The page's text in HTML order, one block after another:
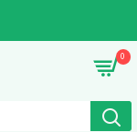
0